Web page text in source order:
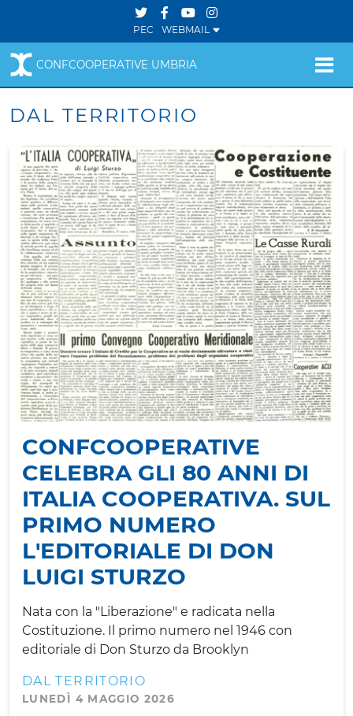
PEC WEBMAIL
CONFCOOPERATIVE UMBRIA
DAL TERRITORIO
CONFCOOPERATIVE
CELEBRA GLI 80 ANNI DI
ITALIA COOPERATIVA. SUL
PRIMO NUMERO
L'EDITORIALE DI DON
LUIGI STURZO
Nata con la "Liberazione" e radicata nella
Costituzione. Il primo numero nel 1946 con
editoriale di Don Sturzo da Brooklyn
DAL TERRITORIO
LUNEDÌ 4 MAGGIO 2026